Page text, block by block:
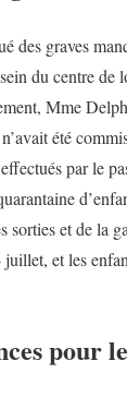
des graves
du centre de
Mme
été
par le
sorties et de la
et les
pour